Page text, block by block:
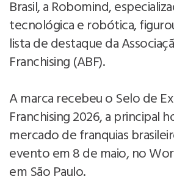
Brasil, a Robomind,
tecnológica e robótica,
lista de destaque da
Franchising (ABF).
A marca recebeu o Selo de
Franchising 2026, a principal
mercado de franquias
evento em 8 de maio, no
em São Paulo.